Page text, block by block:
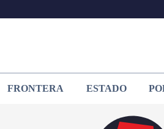
FRONTERA ESTADO